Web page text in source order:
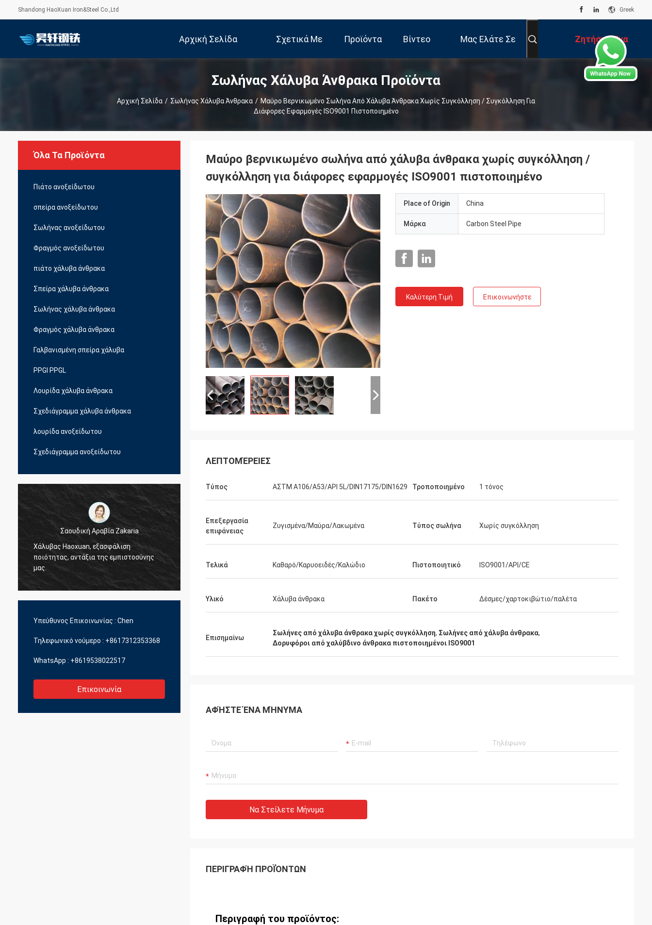
Shandong HaoXuan Iron&Steel Co.,Ltd Greek
Αρχική Σελίδα Σχετικά Με
Εμάς
Προϊόντα Βίντεο Μας Ελάτε Σε Ζητήστε Ένα
Απόσπασμα
Σωλήνας Χάλυβα Άνθρακα Προϊόντα
Αρχική Σελίδα / Σωλήνας Χάλυβα Άνθρακα / Μαύρο Βερνικωμένο Σωλήνα Από Χάλυβα Άνθρακα Χωρίς Συγκόλληση / Συγκόλληση Για
Διάφορες Εφαρμογές ISO9001 Πιστοποιημένο
Όλα Τα Προϊόντα
Πιάτο ανοξείδωτου
σπείρα ανοξείδωτου
Σωλήνας ανοξείδωτου
Φραγμός ανοξείδωτου
πιάτο χάλυβα άνθρακα
Σπείρα χάλυβα άνθρακα
Σωλήνας χάλυβα άνθρακα
Φραγμός χάλυβα άνθρακα
Γαλβανισμένη σπείρα χάλυβα
PPGI PPGL
Λουρίδα χάλυβα άνθρακα
Σχεδιάγραμμα χάλυβα άνθρακα
λουρίδα ανοξείδωτου
Σχεδιάγραμμα ανοξείδωτου
Σαουδική Αραβία Zakaria
Χάλυβας Haoxuan, εξασφάλιση
ποιότητας, αντάξια της εμπιστοσύνης
μας.
Σαουδική Αραβία Zakaria
Χάλυβας Haoxuan, εξασφάλιση
μας.
Υπεύθυνος Επικοινωνίας : Chen
Τηλεφωνικό νούμερο : +8617312353368
WhatsApp : +8619538022517
Επικοινωνία
Μαύρο βερνικωμένο σωλήνα από χάλυβα άνθρακα χωρίς συγκόλληση /
συγκόλληση για διάφορες εφαρμογές ISO9001 πιστοποιημένο
Place of Origin China
Μάρκα Carbon Steel Pipe
Καλύτερη Τιμή Επικοινωνήστε
ΛΕΠΤΟΜΈΡΕΙΕΣ
Τύπος ΑΣTM A106/A53/API 5L/DIN17175/DIN1629 Τροποποιημένο 1 τόνος
Επεξεργασία
επιφάνειας
Ζυγισμένα/Μαύρα/Λακωμένα Τύπος σωλήνα Χωρίς συγκόλληση
Τελικά Καθαρό/Καρυοειδές/Καλώδιο Πιστοποιητικό ISO9001/API/CE
Υλικό Χάλυβα άνθρακα Πακέτο Δέσμες/χαρτοκιβώτιο/παλέτα
Επισημαίνω
Σωλήνες από χάλυβα άνθρακα χωρίς συγκόλληση, Σωλήνες από χάλυβα άνθρακα,
Δορυφόροι από χαλύβδινο άνθρακα πιστοποιημένοι ISO9001
ΑΦΉΣΤΕ ΈΝΑ ΜΉΝΥΜΑ
Να Στείλετε Μήνυμα
ΠΕΡΙΓΡΑΦΉ ΠΡΟΪΌΝΤΩΝ
Περιγραφή του προϊόντος: